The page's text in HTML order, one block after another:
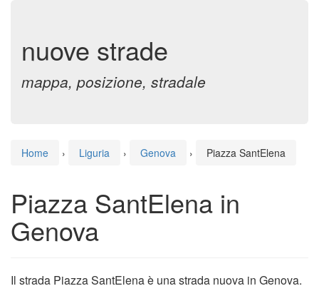
nuove strade
mappa, posizione, stradale
Home › Liguria › Genova › Piazza SantElena
Piazza SantElena in
Genova
Il strada Piazza SantElena è una strada nuova in Genova.